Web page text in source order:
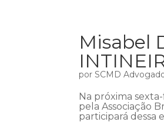
Misabel
porSCMD
Na próxima
pela Associação
participará dessa